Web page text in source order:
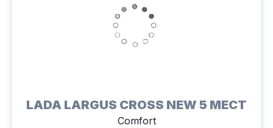
LADA LARGUS CROSS NEW 5 МЕСТ
Comfort